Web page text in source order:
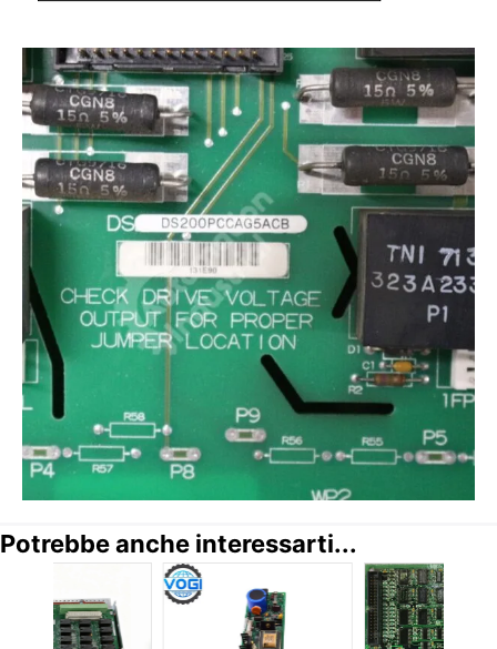
Potrebbe anche interessarti...